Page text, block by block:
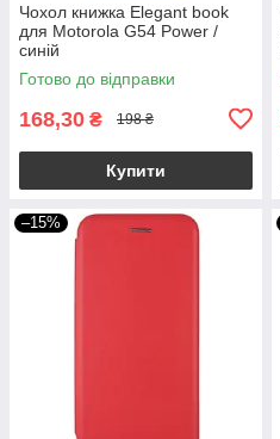
Чохол книжка Elegant book
для Motorola G54 Power /
синій
Готово до відправки
168,30 ₴ 198 ₴
Купити
–15%